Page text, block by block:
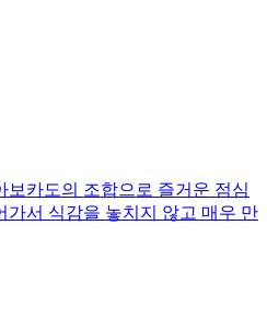
보카도의 조합으로 즐거운 점심
가서 식감을 놓치지 않고 매우 만